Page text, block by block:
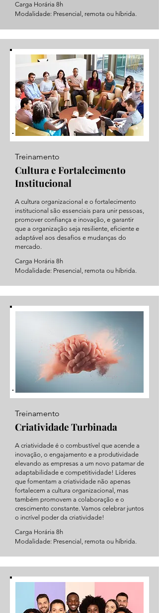
Carga Horária 8h
Modalidade: Presencial, remota ou híbrida.
Treinamento
Cultura e Fortalecimento
Institucional
A cultura organizacional e o fortalecimento
institucional são essenciais para unir pessoas,
promover confiança e inovação, e garantir
que a organização seja resiliente, eficiente e
adaptável aos desafios e mudanças do
mercado.
Carga Horária 8h
Modalidade: Presencial, remota ou híbrida.
Treinamento
Criatividade Turbinada
A criatividade é o combustível que acende a
inovação, o engajamento e a produtividade
elevando as empresas a um novo patamar de
adaptabilidade e competitividade! Líderes
que fomentam a criatividade não apenas
fortalecem a cultura organizacional, mas
também promovem a colaboração e o
crescimento constante. Vamos celebrar juntos
o incrível poder da criatividade!
Carga Horária 8h
Modalidade: Presencial, remota ou híbrida.